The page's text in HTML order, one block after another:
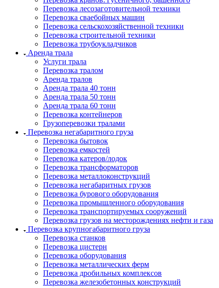
Перевозка лесозаготовительной техники
Перевозка сваебойных машин
Перевозка сельскохозяйственной техники
Перевозка строительной техники
Перевозка трубоукладчиков
Аренда трала
Услуги трала
Перевозка тралом
Аренда тралов
Аренда трала 40 тонн
Аренда трала 50 тонн
Аренда трала 60 тонн
Перевозка контейнеров
Грузоперевозки тралами
Перевозка негабаритного груза
Перевозка бытовок
Перевозка емкостей
Перевозка катеров/лодок
Перевозка трансформаторов
Перевозка металлоконструкций
Перевозка негабаритных грузов
Перевозка бурового оборудования
Перевозка промышленного оборудования
Перевозка транспортируемых сооружений
Перевозка грузов на месторождениях нефти и газа
Перевозка крупногабаритного груза
Перевозка станков
Перевозка цистерн
Перевозка оборудования
Перевозка металлических ферм
Перевозка дробильных комплексов
Перевозка железобетонных конструкций